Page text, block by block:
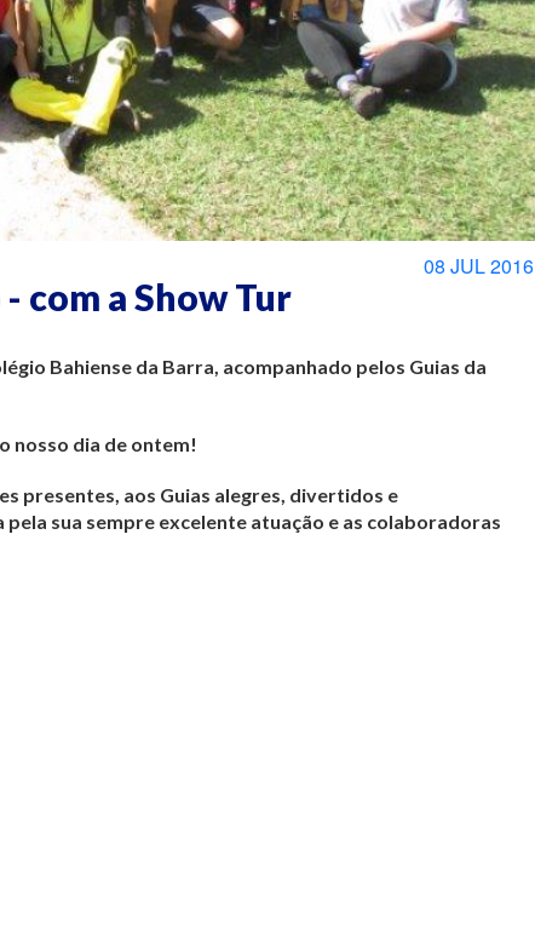
com a Show Tur
08 JUL 2016
Bahiense da Barra, acompanhado pelos Guias da
nosso dia de ontem!
presentes, aos Guias alegres, divertidos e
sua sempre excelente atuação e as colaboradoras